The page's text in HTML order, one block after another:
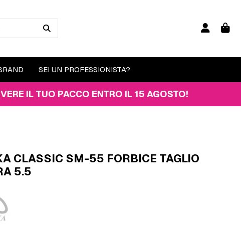
SEI UN PROFESSIONISTA?
PACCO ENTRO IL 15 AGOSTO!
CLASSIC SM-55 FORBICE TAGLIO
5.5